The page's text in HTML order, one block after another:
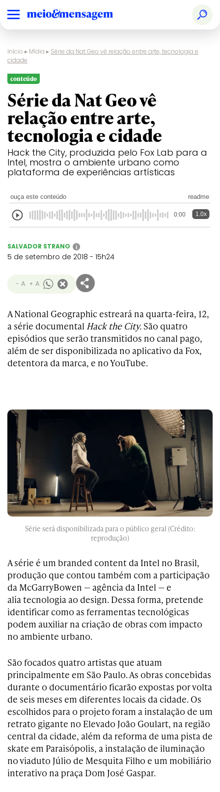
Início ▸ Mídia ▸ Série da Nat Geo vê relação entre arte, tecnologia e
cidade
conteúdo
Série da Nat Geo vê
relação entre arte,
tecnologia e cidade
Hack the City, produzida pelo Fox Lab para a
Intel, mostra o ambiente urbano como
plataforma de experiências artísticas
ouça este conteúdo readme
0:00 1.0x
SALVADOR STRANO i
5 de setembro de 2018 - 15h24
- A + A
A National Geographic estreará na quarta-feira, 12,
a série documental Hack the City. São quatro
episódios que serão transmitidos no canal pago,
além de ser disponibilizada no aplicativo da Fox,
detentora da marca, e no YouTube.
Série será disponibilizada para o público geral (Crédito:
reprodução)
A série é um branded content da Intel no Brasil,
produção que contou também com a participação
da McGarryBowen — agência da Intel — e
alia tecnologia ao design. Dessa forma, pretende
identificar como as ferramentas tecnológicas
podem auxiliar na criação de obras com impacto
no ambiente urbano.
São focados quatro artistas que atuam
principalmente em São Paulo. As obras concebidas
durante o documentário ficarão expostas por volta
de seis meses em diferentes locais da cidade. Os
escolhidos para o projeto foram a instalação de um
retrato gigante no Elevado João Goulart, na região
central da cidade, além da reforma de uma pista de
skate em Paraisópolis, a instalação de iluminação
no viaduto Júlio de Mesquita Filho e um mobiliário
interativo na praça Dom José Gaspar.